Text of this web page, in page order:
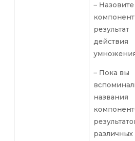
– Назовите
результат
действия
– Пока вы
названия
различных